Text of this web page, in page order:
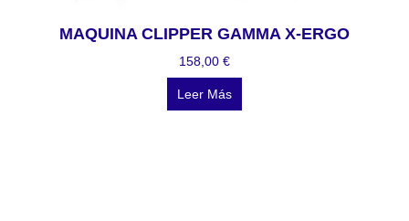
MAQUINA CLIPPER GAMMA X-ERGO
158,00 €
Leer Más